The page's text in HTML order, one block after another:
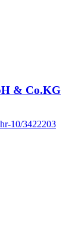
& Co.KG
10/3422203